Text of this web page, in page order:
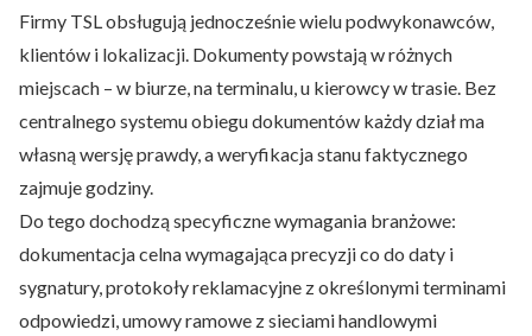
Firmy TSL obsługują jednocześnie wielu podwykonawców,
klientów i lokalizacji. Dokumenty powstają w różnych
miejscach – w biurze, na terminalu, u kierowcy w trasie. Bez
centralnego systemu obiegu dokumentów każdy dział ma
własną wersję prawdy, a weryfikacja stanu faktycznego
zajmuje godziny.
Do tego dochodzą specyficzne wymagania branżowe:
dokumentacja celna wymagająca precyzji co do daty i
sygnatury, protokoły reklamacyjne z określonymi terminami
odpowiedzi, umowy ramowe z sieciami handlowymi